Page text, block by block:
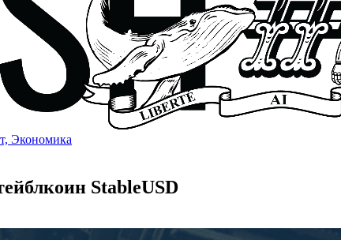
Экономика
StableUSD